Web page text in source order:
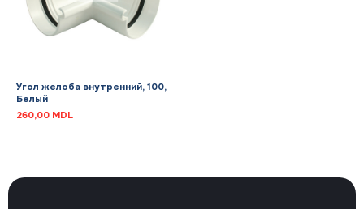
Угол желоба внутренний, 100,
Белый
260,00 MDL